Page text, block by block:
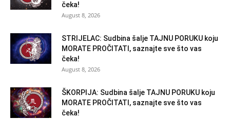
čeka!
August 8, 2026
STRIJELAC: Sudbina šalje TAJNU PORUKU koju
MORATE PROČITATI, saznajte sve što vas
čeka!
August 8, 2026
ŠKORPIJA: Sudbina šalje TAJNU PORUKU koju
MORATE PROČITATI, saznajte sve što vas
čeka!